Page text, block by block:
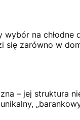
na chłodne
zarówno w
– jej struktura